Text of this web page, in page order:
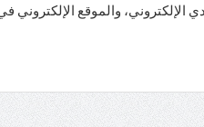
الإلكتروني، والموقع الإلكتروني